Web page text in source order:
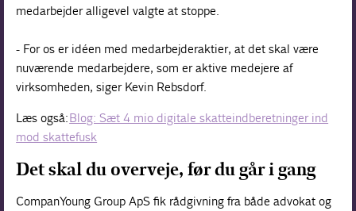
medarbejder alligevel valgte at stoppe.
- For os er idéen med medarbejderaktier, at det skal være
nuværende medarbejdere, som er aktive medejere af
virksomheden, siger Kevin Rebsdorf.
Læs også:Blog: Sæt 4 mio digitale skatteindberetninger ind
mod skattefusk
Det skal du overveje, før du går i gang
CompanYoung Group ApS fik rådgivning fra både advokat og